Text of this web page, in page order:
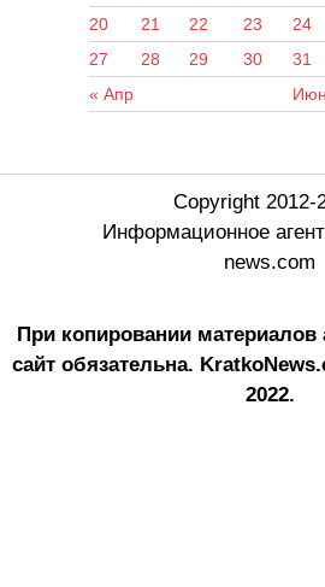
« Апр
20
21 22 23 24
27
28 29 30 31
Copyright 2012-
Информационное
news.com
При копировании материалов
сайт обязательна.
2022.